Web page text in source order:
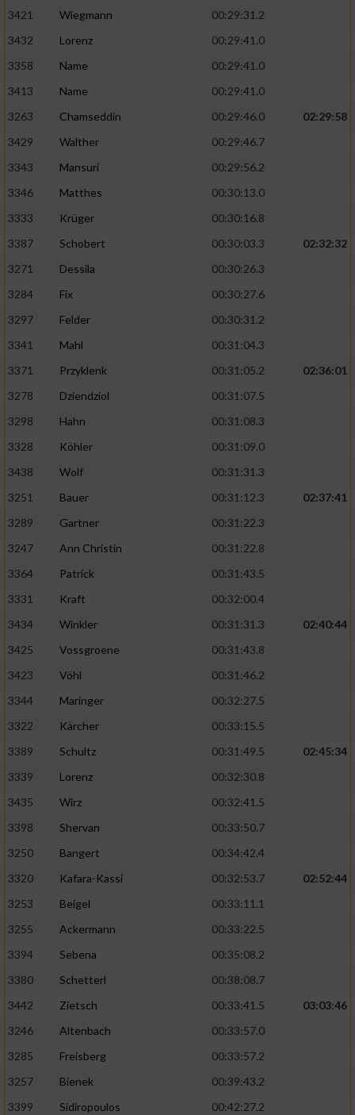
3421 Wiegmann
00:29:31.2
3432
Lorenz
00:29:41.0
3358
Name
00:29:41.0
3413
Name
00:29:41.0
3263
Chamseddin 00:29:46.0
02:29:58
3429
Walther
00:29:46.7
3343
Mansuri
00:29:56.2
3346
Matthes
00:30:13.0
3333
Krüger
00:30:16.8
3387
Schobert 00:30:03.3
02:32:32
3271
Dessila
00:30:26.3
3284
Fix
00:30:27.6
3297
Felder
00:30:31.2
3341
Mahl
00:31:04.3
3371
Przyklenk 00:31:05.2
02:36:01
3278
Dziendziol
00:31:07.5
3298
Hahn
00:31:08.3
3328
Köhler
00:31:09.0
3438
Wolf
00:31:31.3
3251
Bauer 00:31:12.3
02:37:41
3289
Gartner
00:31:22.3
3247
Ann Christin
00:31:22.8
3364
Patrick
00:31:43.5
3331
Kraft
00:32:00.4
3434
Winkler 00:31:31.3
02:40:44
3425
Vossgroene
00:31:43.8
3423
Vöhl
00:31:46.2
3344
Maringer
00:32:27.5
3322
Kärcher
00:33:15.5
3389
Schultz 00:31:49.5
02:45:34
3339
Lorenz
00:32:30.8
3435
Wirz
00:32:41.5
3398
Shervan
00:33:50.7
3250
Bangert
00:34:42.4
3320
Kafara-Kassi 00:32:53.7
02:52:44
3253
Beigel
00:33:11.1
3255
Ackermann
00:33:22.5
3394
Sebena
00:35:08.2
3380
Schetterl
00:38:08.7
3442
Zietsch 00:33:41.5
03:03:46
3246
Altenbach
00:33:57.0
3285
Freisberg
00:33:57.2
3257
Bienek
00:39:43.2
3399
Sidiropoulos
00:42:27.2